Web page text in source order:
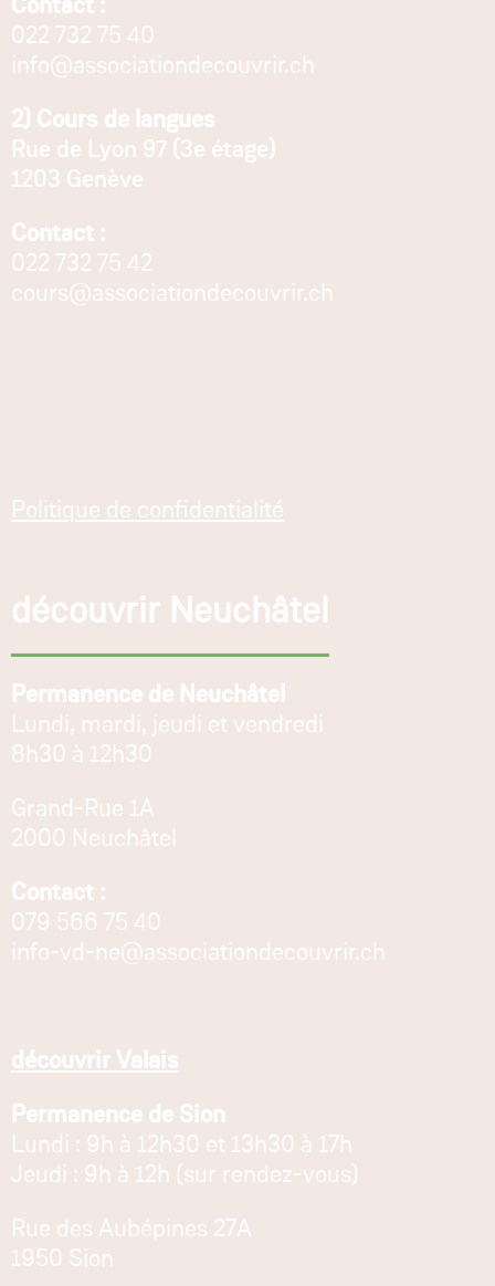
Contact :
022 732 75 40
info@associationdecouvrir.ch
2) Cours de langues
Rue de Lyon 97 (3e étage)
1203 Genève
Contact :
022 732 75 42
cours@associationdecouvrir.ch
Politique de confidentialité
découvrir Neuchâtel
Permanence de Neuchâtel
Lundi, mardi, jeudi et vendredi
8h30 à 12h30
Grand-Rue 1A
2000 Neuchâtel
Contact :
079 566 75 40
info-vd-ne@associationdecouvrir.ch
découvrir Valais
Permanence de Sion
Lundi : 9h à 12h30 et 13h30 à 17h
Jeudi : 9h à 12h (sur rendez-vous)
Rue des Aubépines 27A
1950 Sion